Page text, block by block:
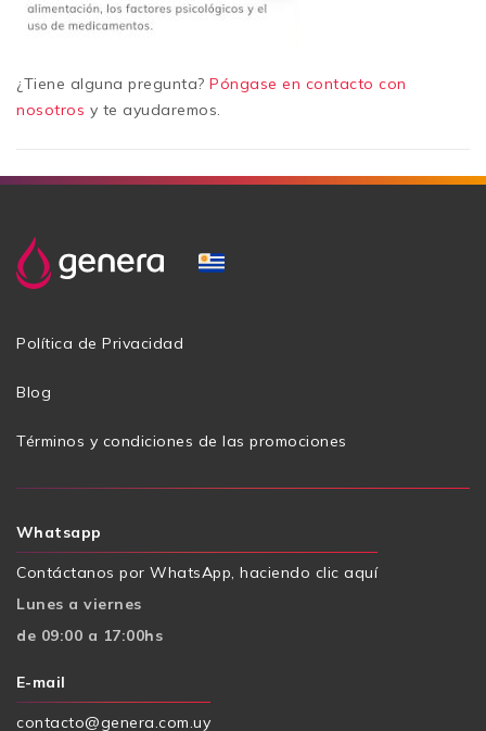
¿Tiene alguna pregunta? Póngase en contacto con
nosotros y te ayudaremos.
Política de Privacidad
Blog
Términos y condiciones de las promociones
Whatsapp
Contáctanos por WhatsApp, haciendo clic aquí
Lunes a viernes
de 09:00 a 17:00hs
E-mail
contacto@genera.com.uy